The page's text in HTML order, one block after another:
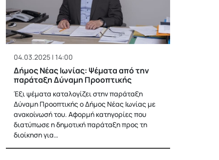
04.03.2025 | 14:00
Δήμος Νέας Ιωνίας: Ψέματα από την
παράταξη Δύναμη Προοπτικής
Έξι ψέματα καταλογίζει στην παράταξη
Δύναμη Προοπτικής ο Δήμος Νέας Ιωνίας με
ανακοίνωσή του. Αφορμή κατηγορίες που
διατύπωσε η δημοτική παράταξη προς τη
διοίκηση για…